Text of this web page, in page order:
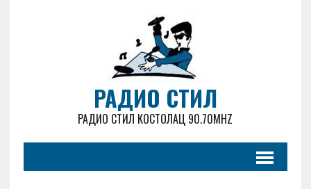
РАДИО СТИЛ
РАДИО СТИЛ КОСТОЛАЦ 90.70MHZ